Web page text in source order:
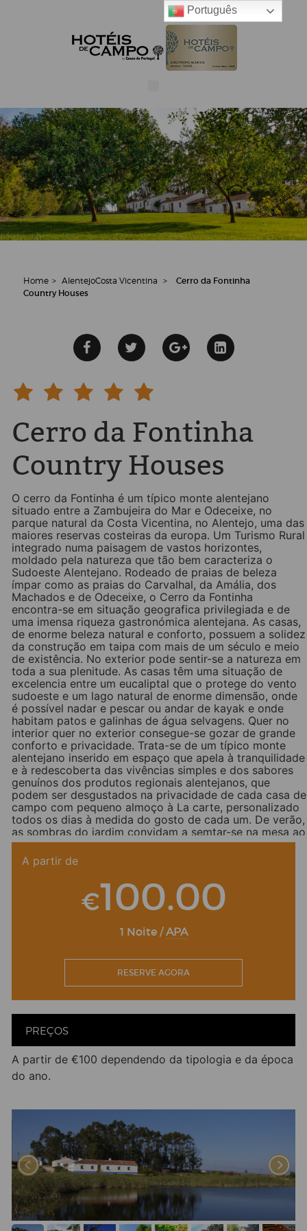
Home > AlentejoCosta Vicentina >
Cerro da Fontinha
Country Houses
Cerro da Fontinha
Country Houses
O cerro da Fontinha é um típico monte alentejano
situado entre a Zambujeira do Mar e Odeceixe, no
parque natural da Costa Vicentina, no Alentejo, uma das
maiores reservas costeiras da europa. Um Turismo Rural
integrado numa paisagem de vastos horizontes,
moldado pela natureza que tão bem caracteriza o
Sudoeste Alentejano. Rodeado de praias de beleza
ímpar como as praias do Carvalhal, da Amália, dos
Machados e de Odeceixe, o Cerro da Fontinha
encontra-se em situação geografica privilegiada e de
uma imensa riqueza gastronómica alentejana. As casas,
de enorme beleza natural e conforto, possuem a solidez
da construção em taipa com mais de um século e meio
de existência. No exterior pode sentir-se a natureza em
toda a sua plenitude. As casas têm uma situação de
excelencia entre um eucaliptal que o protege do vento
sudoeste e um lago natural de enorme dimensão, onde
é possível nadar e pescar ou andar de kayak e onde
habitam patos e galinhas de água selvagens. Quer no
interior quer no exterior consegue-se gozar de grande
conforto e privacidade. Trata-se de um típico monte
alentejano inserido em espaço que apela à tranquilidade
e à redescoberta das vivências simples e dos sabores
genuínos dos produtos regionais alentejanos, que
podem ser desgustados na privacidade de cada casa de
campo com pequeno almoço à La carte, personalizado
todos os dias à medida do gosto de cada um. De verão,
as sombras do jardim convidam a semtar-se na mesa ao
ar livre, enquanto de inverno a lareira espalha um calor
agradável. Com profundas procupaçõe ecológicas, o
Cerro da Fontinha é um exemplo pioneiro na Costa
Vicentina e possui já uma certificação de
sustentabilidade e de turismo responsável emitido pela
Biosphere Tourism.
Facebook
Twitter
Email
LinkedIn
WhatsApp
Share
A partir de
€100.00
1 Noite /APA
RESERVE AGORA
PREÇOS
A partir de €100 dependendo da tipologia e da época
do ano.
Português